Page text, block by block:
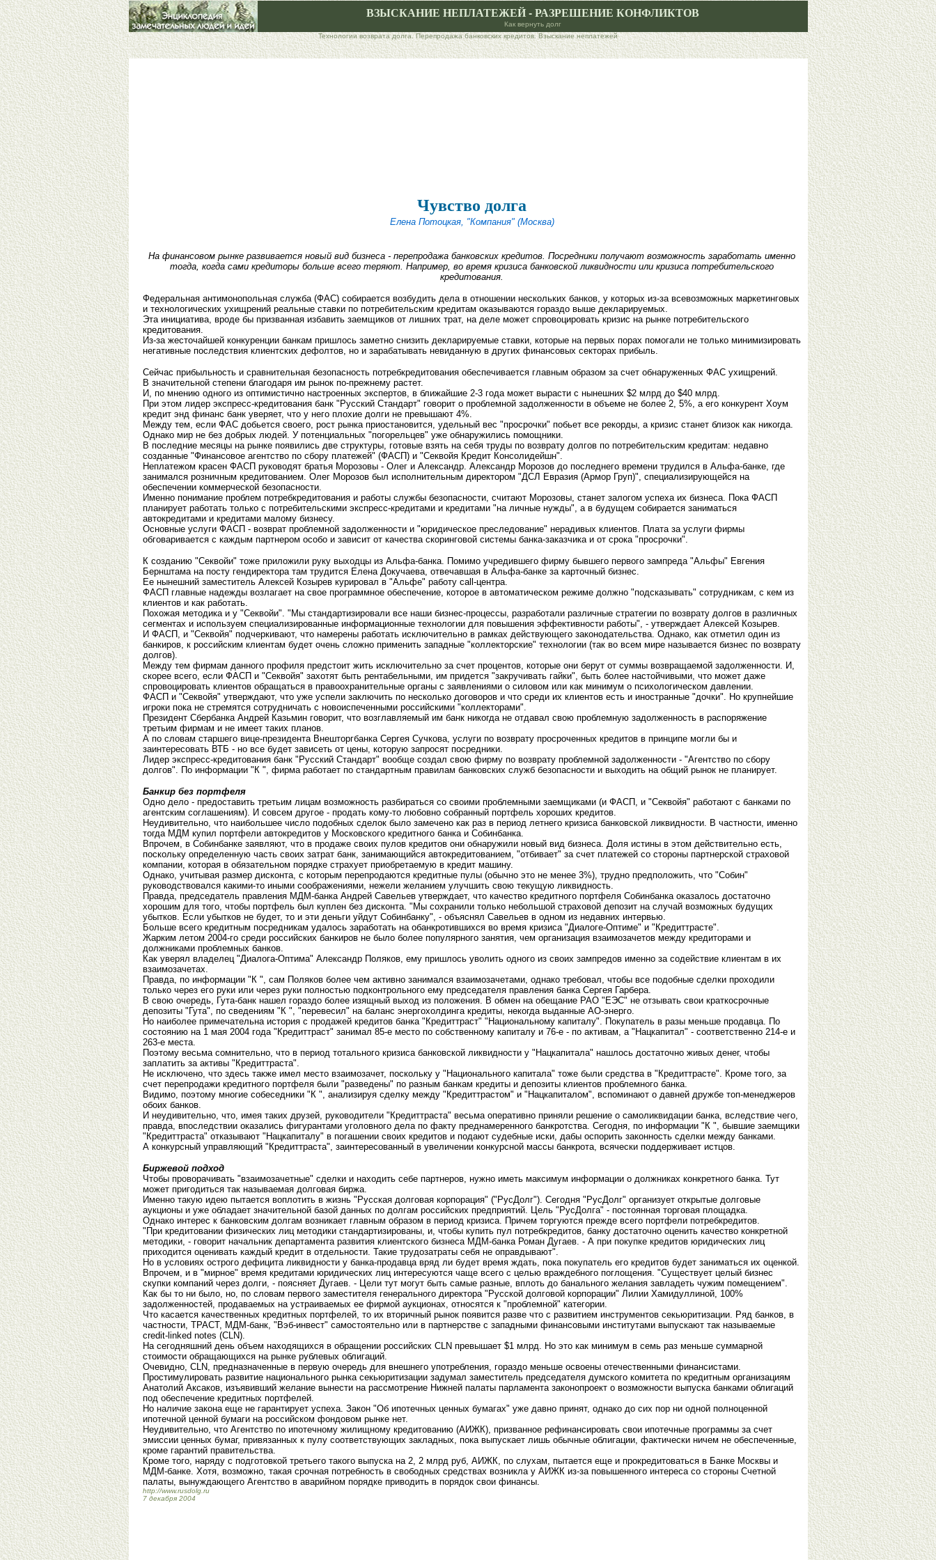
ВЗЫСКАНИЕ НЕПЛАТЕЖЕЙ - РАЗРЕШЕНИЕ КОНФЛИКТОВ
Как вернуть долг
Технологии возврата долга. Перепродажа банковских кредитов. Взыскание неплатежей
Чувство долга
Елена Потоцкая, "Компания" (Москва)
На финансовом рынке развивается новый вид бизнеса - перепродажа банковских кредитов. Посредники получают возможность заработать именно
тогда, когда сами кредиторы больше всего теряют. Например, во время кризиса банковской ликвидности или кризиса потребительского
кредитования.
Федеральная антимонопольная служба (ФАС) собирается возбудить дела в отношении нескольких банков, у которых из-за всевозможных маркетинговых
и технологических ухищрений реальные ставки по потребительским кредитам оказываются гораздо выше декларируемых.
Эта инициатива, вроде бы призванная избавить заемщиков от лишних трат, на деле может спровоцировать кризис на рынке потребительского
кредитования.
Из-за жесточайшей конкуренции банкам пришлось заметно снизить декларируемые ставки, которые на первых порах помогали не только минимизировать
негативные последствия клиентских дефолтов, но и зарабатывать невиданную в других финансовых секторах прибыль.
Сейчас прибыльность и сравнительная безопасность потребкредитования обеспечивается главным образом за счет обнаруженных ФАС ухищрений.
В значительной степени благодаря им рынок по-прежнему растет.
И, по мнению одного из оптимистично настроенных экспертов, в ближайшие 2-3 года может вырасти с нынешних $2 млрд до $40 млрд.
При этом лидер экспресс-кредитования банк "Русский Стандарт" говорит о проблемной задолженности в объеме не более 2, 5%, а его конкурент Хоум
кредит энд финанс банк уверяет, что у него плохие долги не превышают 4%.
Между тем, если ФАС добьется своего, рост рынка приостановится, удельный вес "просрочки" побьет все рекорды, а кризис станет близок как никогда.
Однако мир не без добрых людей. У потенциальных "погорельцев" уже обнаружились помощники.
В последние месяцы на рынке появились две структуры, готовые взять на себя труды по возврату долгов по потребительским кредитам: недавно
созданные "Финансовое агентство по сбору платежей" (ФАСП) и "Секвойя Кредит Консолидейшн".
Неплатежом красен ФАСП руководят братья Морозовы - Олег и Александр. Александр Морозов до последнего времени трудился в Альфа-банке, где
занимался розничным кредитованием. Олег Морозов был исполнительным директором "ДСЛ Евразия (Армор Груп)", специализирующейся на
обеспечении коммерческой безопасности.
Именно понимание проблем потребкредитования и работы службы безопасности, считают Морозовы, станет залогом успеха их бизнеса. Пока ФАСП
планирует работать только с потребительскими экспресс-кредитами и кредитами "на личные нужды", а в будущем собирается заниматься
автокредитами и кредитами малому бизнесу.
Основные услуги ФАСП - возврат проблемной задолженности и "юридическое преследование" нерадивых клиентов. Плата за услуги фирмы
обговаривается с каждым партнером особо и зависит от качества скоринговой системы банка-заказчика и от срока "просрочки".
К созданию "Секвойи" тоже приложили руку выходцы из Альфа-банка. Помимо учредившего фирму бывшего первого зампреда "Альфы" Евгения
Бернштама на посту гендиректора там трудится Елена Докучаева, отвечавшая в Альфа-банке за карточный бизнес.
Ее нынешний заместитель Алексей Козырев курировал в "Альфе" работу call-центра.
ФАСП главные надежды возлагает на свое программное обеспечение, которое в автоматическом режиме должно "подсказывать" сотрудникам, с кем из
клиентов и как работать.
Похожая методика и у "Секвойи". "Мы стандартизировали все наши бизнес-процессы, разработали различные стратегии по возврату долгов в различных
сегментах и используем специализированные информационные технологии для повышения эффективности работы", - утверждает Алексей Козырев.
И ФАСП, и "Секвойя" подчеркивают, что намерены работать исключительно в рамках действующего законодательства. Однако, как отметил один из
банкиров, к российским клиентам будет очень сложно применить западные "коллекторские" технологии (так во всем мире называется бизнес по возврату
долгов).
Между тем фирмам данного профиля предстоит жить исключительно за счет процентов, которые они берут от суммы возвращаемой задолженности. И,
скорее всего, если ФАСП и "Секвойя" захотят быть рентабельными, им придется "закручивать гайки", быть более настойчивыми, что может даже
спровоцировать клиентов обращаться в правоохранительные органы с заявлениями о силовом или как минимум о психологическом давлении.
ФАСП и "Секвойя" утверждают, что уже успели заключить по несколько договоров и что среди их клиентов есть и иностранные "дочки". Но крупнейшие
игроки пока не стремятся сотрудничать с новоиспеченными российскими "коллекторами".
Президент Сбербанка Андрей Казьмин говорит, что возглавляемый им банк никогда не отдавал свою проблемную задолженность в распоряжение
третьим фирмам и не имеет таких планов.
А по словам старшего вице-президента Внешторгбанка Сергея Сучкова, услуги по возврату просроченных кредитов в принципе могли бы и
заинтересовать ВТБ - но все будет зависеть от цены, которую запросят посредники.
Лидер экспресс-кредитования банк "Русский Стандарт" вообще создал свою фирму по возврату проблемной задолженности - "Агентство по сбору
долгов". По информации "К ", фирма работает по стандартным правилам банковских служб безопасности и выходить на общий рынок не планирует.
Банкир без портфеля
Одно дело - предоставить третьим лицам возможность разбираться со своими проблемными заемщиками (и ФАСП, и "Секвойя" работают с банками по
агентским соглашениям). И совсем другое - продать кому-то любовно собранный портфель хороших кредитов.
Неудивительно, что наибольшее число подобных сделок было замечено как раз в период летнего кризиса банковской ликвидности. В частности, именно
тогда МДМ купил портфели автокредитов у Московского кредитного банка и Собинбанка.
Впрочем, в Собинбанке заявляют, что в продаже своих пулов кредитов они обнаружили новый вид бизнеса. Доля истины в этом действительно есть,
поскольку определенную часть своих затрат банк, занимающийся автокредитованием, "отбивает" за счет платежей со стороны партнерской страховой
компании, которая в обязательном порядке страхует приобретаемую в кредит машину.
Однако, учитывая размер дисконта, с которым перепродаются кредитные пулы (обычно это не менее 3%), трудно предположить, что "Собин"
руководствовался какими-то иными соображениями, нежели желанием улучшить свою текущую ликвидность.
Правда, председатель правления МДМ-банка Андрей Савельев утверждает, что качество кредитного портфеля Собинбанка оказалось достаточно
хорошим для того, чтобы портфель был куплен без дисконта. "Мы сохранили только небольшой страховой депозит на случай возможных будущих
убытков. Если убытков не будет, то и эти деньги уйдут Собинбанку", - объяснял Савельев в одном из недавних интервью.
Больше всего кредитным посредникам удалось заработать на обанкротившихся во время кризиса "Диалоге-Оптиме" и "Кредиттрасте".
Жарким летом 2004-го среди российских банкиров не было более популярного занятия, чем организация взаимозачетов между кредиторами и
должниками проблемных банков.
Как уверял владелец "Диалога-Оптима" Александр Поляков, ему пришлось уволить одного из своих зампредов именно за содействие клиентам в их
взаимозачетах.
Правда, по информации "К ", сам Поляков более чем активно занимался взаимозачетами, однако требовал, чтобы все подобные сделки проходили
только через его руки или через руки полностью подконтрольного ему председателя правления банка Сергея Гарбера.
В свою очередь, Гута-банк нашел гораздо более изящный выход из положения. В обмен на обещание РАО "ЕЭС" не отзывать свои краткосрочные
депозиты "Гута", по сведениям "К ", "перевесил" на баланс энергохолдинга кредиты, некогда выданные АО-энерго.
Но наиболее примечательна история с продажей кредитов банка "Кредиттраст" "Национальному капиталу". Покупатель в разы меньше продавца. По
состоянию на 1 мая 2004 года "Кредиттраст" занимал 85-е место по собственному капиталу и 76-е - по активам, а "Нацкапитал" - соответственно 214-е и
263-е места.
Поэтому весьма сомнительно, что в период тотального кризиса банковской ликвидности у "Нацкапитала" нашлось достаточно живых денег, чтобы
заплатить за активы "Кредиттраста".
Не исключено, что здесь также имел место взаимозачет, поскольку у "Национального капитала" тоже были средства в "Кредиттрасте". Кроме того, за
счет перепродажи кредитного портфеля были "разведены" по разным банкам кредиты и депозиты клиентов проблемного банка.
Видимо, поэтому многие собеседники "К ", анализируя сделку между "Кредиттрастом" и "Нацкапиталом", вспоминают о давней дружбе топ-менеджеров
обоих банков.
И неудивительно, что, имея таких друзей, руководители "Кредиттраста" весьма оперативно приняли решение о самоликвидации банка, вследствие чего,
правда, впоследствии оказались фигурантами уголовного дела по факту преднамеренного банкротства. Сегодня, по информации "К ", бывшие заемщики
"Кредиттраста" отказывают "Нацкапиталу" в погашении своих кредитов и подают судебные иски, дабы оспорить законность сделки между банками.
А конкурсный управляющий "Кредиттраста", заинтересованный в увеличении конкурсной массы банкрота, всячески поддерживает истцов.
Биржевой подход
Чтобы проворачивать "взаимозачетные" сделки и находить себе партнеров, нужно иметь максимум информации о должниках конкретного банка. Тут
может пригодиться так называемая долговая биржа.
Именно такую идею пытается воплотить в жизнь "Русская долговая корпорация" ("РусДолг"). Сегодня "РусДолг" организует открытые долговые
аукционы и уже обладает значительной базой данных по долгам российских предприятий. Цель "РусДолга" - постоянная торговая площадка.
Однако интерес к банковским долгам возникает главным образом в период кризиса. Причем торгуются прежде всего портфели потребкредитов.
"При кредитовании физических лиц методики стандартизированы, и, чтобы купить пул потребкредитов, банку достаточно оценить качество конкретной
методики, - говорит начальник департамента развития клиентского бизнеса МДМ-банка Роман Дугаев. - А при покупке кредитов юридических лиц
приходится оценивать каждый кредит в отдельности. Такие трудозатраты себя не оправдывают".
Но в условиях острого дефицита ликвидности у банка-продавца вряд ли будет время ждать, пока покупатель его кредитов будет заниматься их оценкой.
Впрочем, и в "мирное" время кредитами юридических лиц интересуются чаще всего с целью враждебного поглощения. "Существует целый бизнес
скупки компаний через долги, - поясняет Дугаев. - Цели тут могут быть самые разные, вплоть до банального желания завладеть чужим помещением".
Как бы то ни было, но, по словам первого заместителя генерального директора "Русской долговой корпорации" Лилии Хамидуллиной, 100%
задолженностей, продаваемых на устраиваемых ее фирмой аукционах, относятся к "проблемной" категории.
Что касается качественных кредитных портфелей, то их вторичный рынок появится разве что с развитием инструментов секьюритизации. Ряд банков, в
частности, ТРАСТ, МДМ-банк, "Вэб-инвест" самостоятельно или в партнерстве с западными финансовыми институтами выпускают так называемые
credit-linked notes (CLN).
На сегодняшний день объем находящихся в обращении российских CLN превышает $1 млрд. Но это как минимум в семь раз меньше суммарной
стоимости обращающихся на рынке рублевых облигаций.
Очевидно, CLN, предназначенные в первую очередь для внешнего употребления, гораздо меньше освоены отечественными финансистами.
Простимулировать развитие национального рынка секьюритизации задумал заместитель председателя думского комитета по кредитным организациям
Анатолий Аксаков, изъявивший желание вынести на рассмотрение Нижней палаты парламента законопроект о возможности выпуска банками облигаций
под обеспечение кредитных портфелей.
Но наличие закона еще не гарантирует успеха. Закон "Об ипотечных ценных бумагах" уже давно принят, однако до сих пор ни одной полноценной
ипотечной ценной бумаги на российском фондовом рынке нет.
Неудивительно, что Агентство по ипотечному жилищному кредитованию (АИЖК), призванное рефинансировать свои ипотечные программы за счет
эмиссии ценных бумаг, привязанных к пулу соответствующих закладных, пока выпускает лишь обычные облигации, фактически ничем не обеспеченные,
кроме гарантий правительства.
Кроме того, наряду с подготовкой третьего такого выпуска на 2, 2 млрд руб, АИЖК, по слухам, пытается еще и прокредитоваться в Банке Москвы и
МДМ-банке. Хотя, возможно, такая срочная потребность в свободных средствах возникла у АИЖК из-за повышенного интереса со стороны Счетной
палаты, вынуждающего Агентство в аварийном порядке приводить в порядок свои финансы.
http://www.rusdolg.ru
7 декабря 2004